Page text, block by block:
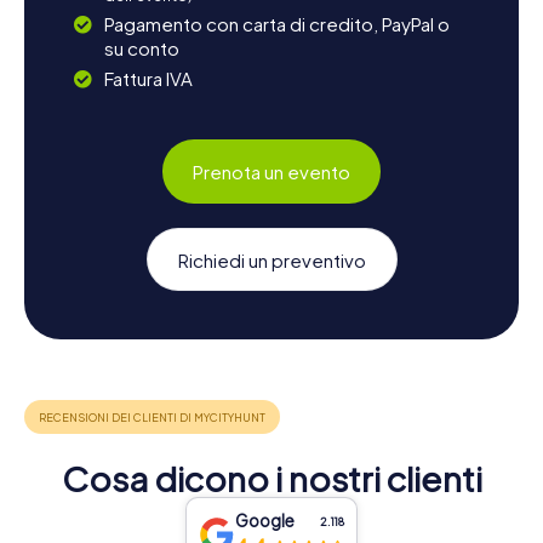
Pagamento con carta di credito, PayPal o
su conto
Fattura IVA
Prenota un evento
Richiedi un preventivo
Cosa dicono i nostri clienti
Google 2.118